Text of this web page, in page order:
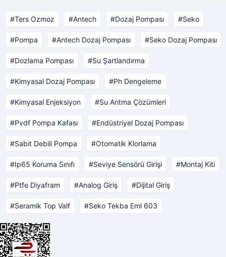
Ters Ozmoz Antech Dozaj Pompası Seko
Pompa Antech Dozaj Pompası Seko Dozaj Pompası
Dozlama Pompası Su Şartlandırma
Kimyasal Dozaj Pompası Ph Dengeleme
Kimyasal Enjeksiyon Su Arıtma Çözümleri
Pvdf Pompa Kafası Endüstriyel Dozaj Pompası
Sabit Debili Pompa Otomatik Klorlama
Ip65 Koruma Sınıfı Seviye Sensörü Girişi Montaj Kiti
Ptfe Diyafram Analog Giriş Dijital Giriş
Seramik Top Valf Seko Tekba Eml 603